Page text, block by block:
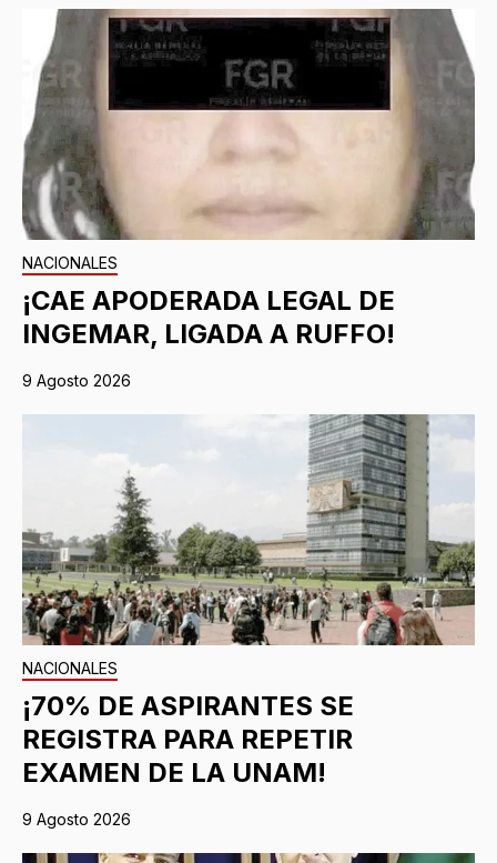
NACIONALES
¡CAE APODERADA LEGAL DE
INGEMAR, LIGADA A RUFFO!
9 Agosto 2026
NACIONALES
¡70% DE ASPIRANTES SE
REGISTRA PARA REPETIR
EXAMEN DE LA UNAM!
9 Agosto 2026